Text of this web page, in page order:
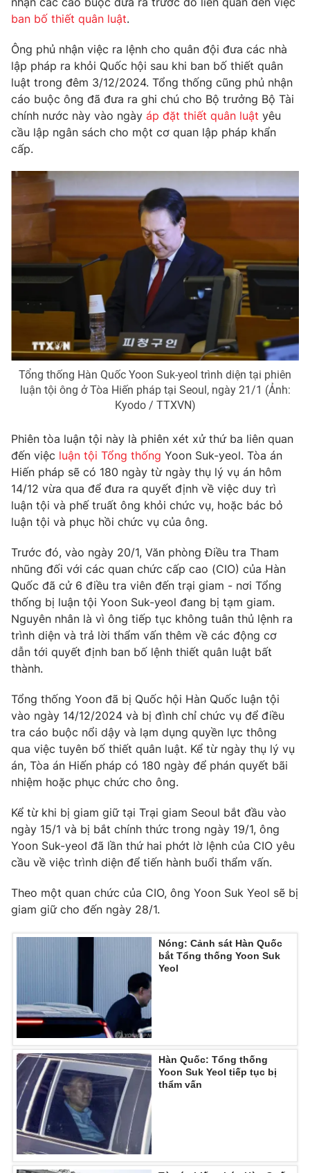
Khán giả
Giải sao mai
Âm nhạc
Du lịch
Làm đẹp
Chất lượng cuộc sống
Giáo dục
Tuyển sinh
Học trực tuyến
Công nghệ
Hitech Công nghệ tương lai
Sản phẩm
Thị trường
Tư vấn
Giao lưu trực tuyến
Lịch phát sóng
Chuyên mục khác
Emagazine Podcast
Photo Infographic
Video Shorts video
VTV Money VTV Thể thao
VTV Sức khoẻ Bất động sản
VTV4 Vươn mình bằng AI
VTV9 VTV8
Liên hệ tòa soạn English
THỜI BÁO VTV
Cơ quan chủ quản:
Đài Truyền hình Việt Nam
Cơ quan báo chí: Thời báo VTV
Giấy phép hoạt động báo in và báo điện tử số 483/GP-BTTTT
cấp ngày 29/12/2023
Phó Tổng Biên tập: Nguyễn Thị Mỹ Hạnh, Phạm Quốc Thắng,
Nguyễn Trọng Ninh
Tổng đài VTV:024.38 355 931 - 024.38 355 932
Ðiện thoại Thời báo VTV: 024.66 897 897
Email: toasoan@vtv.vn
Liên hệ quảng cáo:024-7300.7108
® Cấm sao chép dưới mọi hình thức nếu không có sự chấp
thuận bằng văn bản. Ghi rõ nguồn VTV.vn khi phát hành lại
thông tin từ website này.
ban bố thiết quân luật.
Ông phủ nhận việc ra lệnh cho quân đội đưa các nhà
lập pháp ra khỏi Quốc hội sau khi ban bố thiết quân
luật trong đêm 3/12/2024. Tổng thống cũng phủ nhận
cáo buộc ông đã đưa ra ghi chú cho Bộ trưởng Bộ Tài
chính nước này vào ngày áp đặt thiết quân luật yêu
cầu lập ngân sách cho một cơ quan lập pháp khẩn
cấp.
Tổng thống Hàn Quốc Yoon Suk-yeol trình diện tại phiên
luận tội ông ở Tòa Hiến pháp tại Seoul, ngày 21/1 (Ảnh:
Kyodo / TTXVN)
Phiên tòa luận tội này là phiên xét xử thứ ba liên quan
đến việc luận tội Tổng thống Yoon Suk-yeol. Tòa án
Hiến pháp sẽ có 180 ngày từ ngày thụ lý vụ án hôm
14/12 vừa qua để đưa ra quyết định về việc duy trì
luận tội và phế truất ông khỏi chức vụ, hoặc bác bỏ
luận tội và phục hồi chức vụ của ông.
Trước đó, vào ngày 20/1, Văn phòng Điều tra Tham
nhũng đối với các quan chức cấp cao (CIO) của Hàn
Quốc đã cử 6 điều tra viên đến trại giam - nơi Tổng
thống bị luận tội Yoon Suk-yeol đang bị tạm giam.
Nguyên nhân là vì ông tiếp tục không tuân thủ lệnh ra
trình diện và trả lời thẩm vấn thêm về các động cơ
dẫn tới quyết định ban bố lệnh thiết quân luật bất
thành.
Tổng thống Yoon đã bị Quốc hội Hàn Quốc luận tội
vào ngày 14/12/2024 và bị đình chỉ chức vụ để điều
tra cáo buộc nổi dậy và lạm dụng quyền lực thông
qua việc tuyên bố thiết quân luật. Kể từ ngày thụ lý vụ
án, Tòa án Hiến pháp có 180 ngày để phán quyết bãi
nhiệm hoặc phục chức cho ông.
Kể từ khi bị giam giữ tại Trại giam Seoul bắt đầu vào
ngày 15/1 và bị bắt chính thức trong ngày 19/1, ông
Yoon Suk-yeol đã lần thứ hai phớt lờ lệnh của CIO yêu
cầu về việc trình diện để tiến hành buổi thẩm vấn.
Theo một quan chức của CIO, ông Yoon Suk Yeol sẽ bị
giam giữ cho đến ngày 28/1.
Nóng: Cảnh sát Hàn Quốc
bắt Tổng thống Yoon Suk
Yeol
Hàn Quốc: Tổng thống
Yoon Suk Yeol tiếp tục bị
thẩm vấn